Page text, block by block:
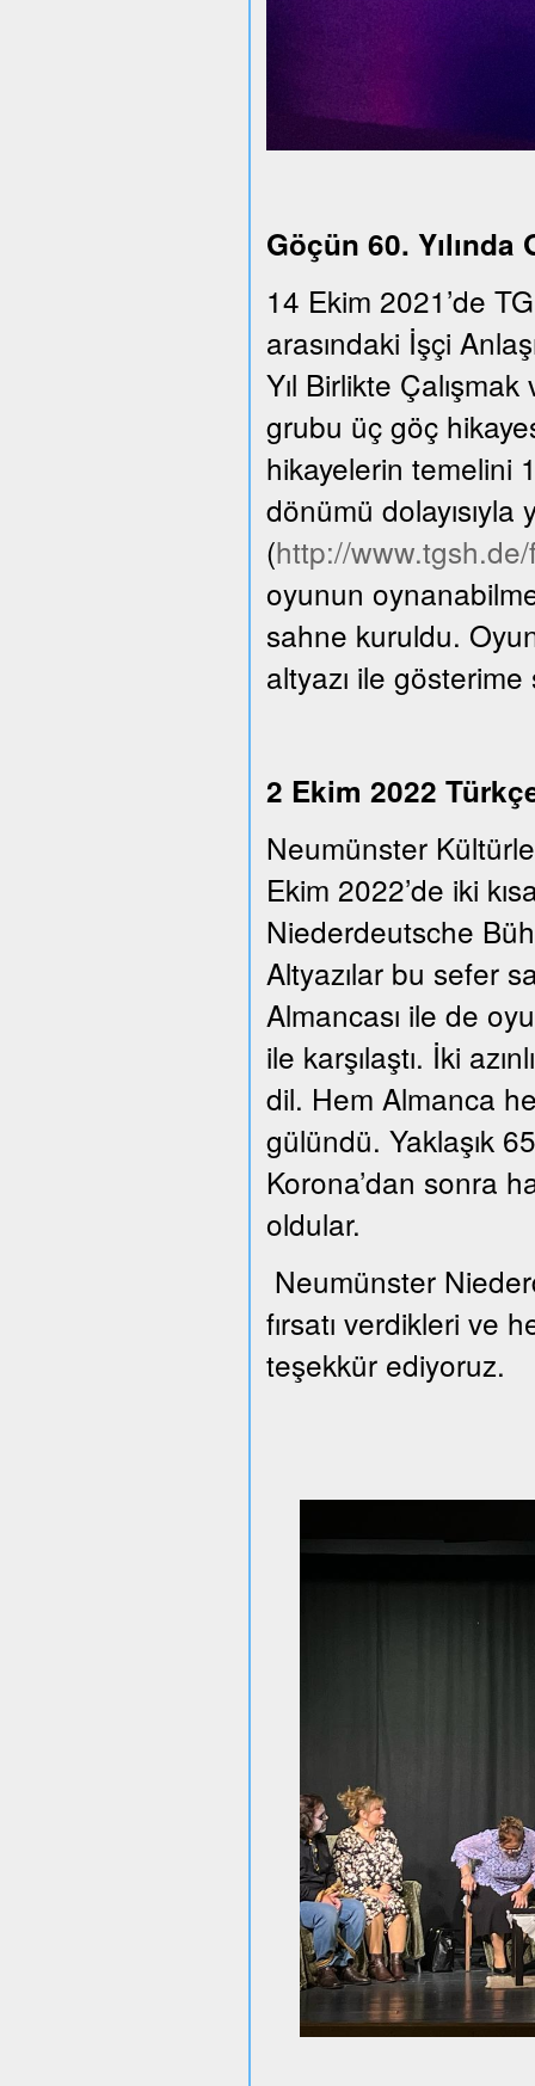
Göçün 60.
14 Ekim 2021’de
arasındaki İşçi
Yıl Birlikte
grubu üç göç
hikayelerin temelini
dönümü dolayısıyla
(http://
oyunun
sahne kuruldu.
altyazı ile
2 Ekim 2022
Neumünster
Ekim 2022’de iki
Niederdeutsche
Altyazılar bu sefer
Almancası ile de
ile karşılaştı. İki
dil. Hem Almanca
gülündü. Yaklaşık
Korona’dan sonra
oldular.
Neumünster
fırsatı verdikleri ve
teşekkür ediyoruz.